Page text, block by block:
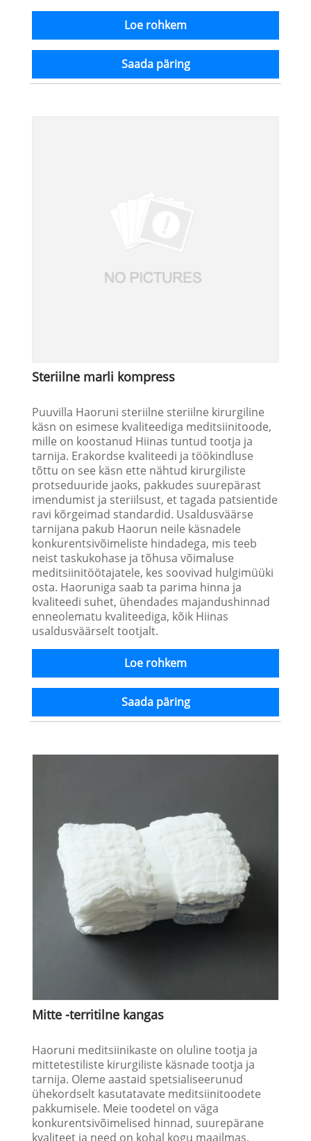
Loe rohkem
Saada päring
Steriilne marli kompress
Puuvilla Haoruni steriilne steriilne kirurgiline
käsn on esimese kvaliteediga meditsiinitoode,
mille on koostanud Hiinas tuntud tootja ja
tarnija. Erakordse kvaliteedi ja töökindluse
tõttu on see käsn ette nähtud kirurgiliste
protseduuride jaoks, pakkudes suurepärast
imendumist ja steriilsust, et tagada patsientide
ravi kõrgeimad standardid. Usaldusväärse
tarnijana pakub Haorun neile käsnadele
konkurentsivõimeliste hindadega, mis teeb
neist taskukohase ja tõhusa võimaluse
meditsiinitöötajatele, kes soovivad hulgimüüki
osta. Haoruniga saab ta parima hinna ja
kvaliteedi suhet, ühendades majandushinnad
enneolematu kvaliteediga, kõik Hiinas
usaldusväärselt tootjalt.
Loe rohkem
Saada päring
Mitte -territilne kangas
Haoruni meditsiinikaste on oluline tootja ja
mittetestiliste kirurgiliste käsnade tootja ja
tarnija. Oleme aastaid spetsialiseerunud
ühekordselt kasutatavate meditsiinitoodete
pakkumisele. Meie toodetel on väga
konkurentsivõimelised hinnad, suurepärane
kvaliteet ja need on kohal kogu maailmas,